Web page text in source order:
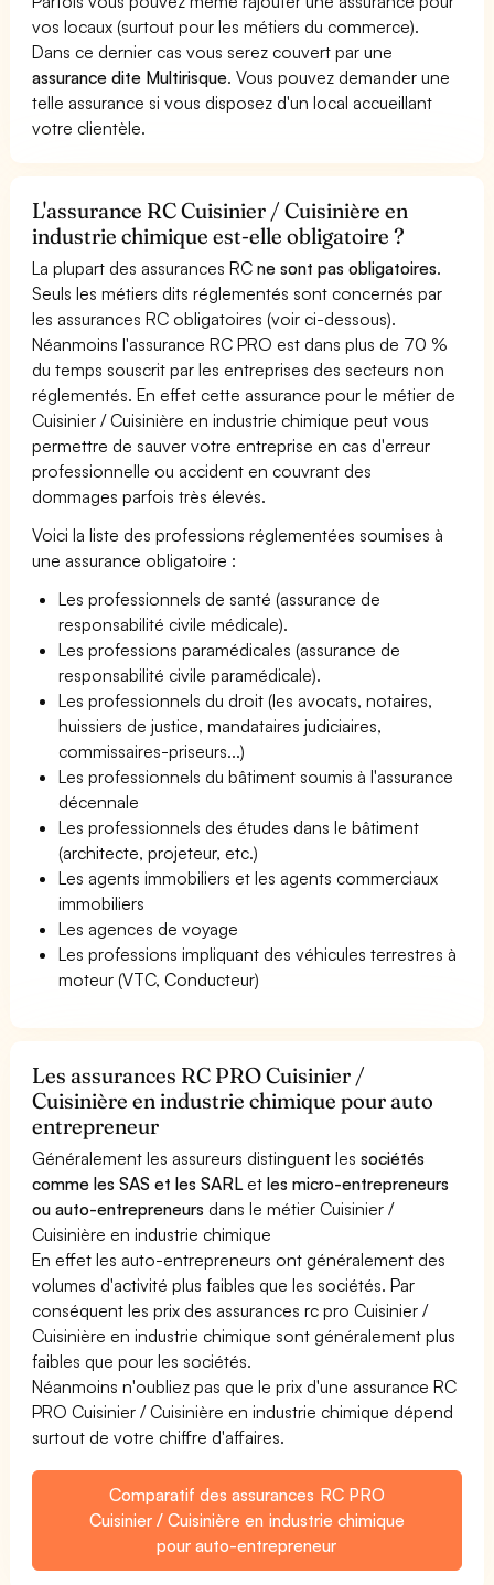
vos locaux (surtout pour les métiers du commerce).
Dans ce dernier cas vous serez couvert par une
assurance dite Multirisque. Vous pouvez demander une
telle assurance si vous disposez d'un local accueillant
votre clientèle.
L'assurance RC Cuisinier / Cuisinière en
industrie chimique est-elle obligatoire ?
La plupart des assurances RCne sont pas obligatoires.
Seuls les métiers dits réglementés sont concernés par
les assurances RC obligatoires (voir ci-dessous).
Néanmoins l'assurance RC PRO est dans plus de 70 %
du temps souscrit par les entreprises des secteurs non
réglementés. En effet cette assurance pour le métier de
Cuisinier / Cuisinière en industrie chimique peut vous
permettre de sauver votre entreprise en cas d'erreur
professionnelle ou accident en couvrant des
dommages parfois très élevés.
Voici la liste des professions réglementées soumises à
une assurance obligatoire :
Les professionnels de santé (assurance de
responsabilité civile médicale).
Les professions paramédicales (assurance de
responsabilité civile paramédicale).
Les professionnels du droit (les avocats, notaires,
huissiers de justice, mandataires judiciaires,
commissaires-priseurs...)
Les professionnels du bâtiment soumis à l'assurance
décennale
Les professionnels des études dans le bâtiment
(architecte, projeteur, etc.)
Les agents immobiliers et les agents commerciaux
immobiliers
Les agences de voyage
Les professions impliquant des véhicules terrestres à
moteur (VTC, Conducteur)
Les assurances RC PRO Cuisinier /
Cuisinière en industrie chimique pour auto
entrepreneur
Généralement les assureurs distinguent lessociétés
comme les SAS et les SARL etles micro-entrepreneurs
ou auto-entrepreneurs dans le métier Cuisinier /
Cuisinière en industrie chimique
En effet les auto-entrepreneurs ont généralement des
volumes d'activité plus faibles que les sociétés. Par
conséquent les prix des assurances rc pro Cuisinier /
Cuisinière en industrie chimique sont généralement plus
faibles que pour les sociétés.
Néanmoins n'oubliez pas que le prix d'une assurance RC
PRO Cuisinier / Cuisinière en industrie chimique dépend
surtout de votre chiffre d'affaires.
Comparatif des assurances RC PRO
Cuisinier / Cuisinière en industrie chimique
pour auto-entrepreneur